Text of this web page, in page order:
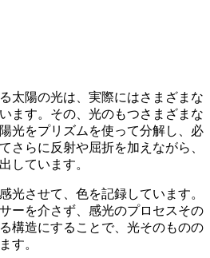
太陽の光は、実際にはさまざまな
ます。その、光のもつさまざまな
光をプリズムを使って分解し、必
さらに反射や屈折を加えながら、
しています。
光させて、色を記録しています。
ーを介さず、感光のプロセスその
構造にすることで、光そのものの
す。